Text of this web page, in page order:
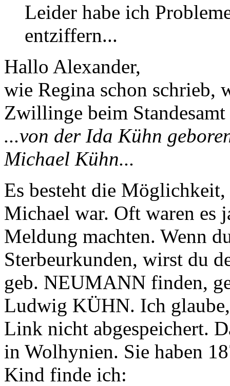
Leider habe ich
entziffern...
Hallo Alexander,
wie Regina schon schrieb,
Zwillinge beim
...von der Ida Kühn
Michael Kühn...
Es besteht die
Michael war. Oft waren es
Meldung machten. Wenn
Sterbeurkunden, wirst du
geb. NEUMANN finden,
Ludwig KÜHN. Ich
Link nicht abgespeichert.
in Wolhynien. Sie haben
Kind finde ich: